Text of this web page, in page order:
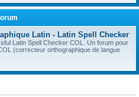
Latin - Latin Spell Checker
Latin Spell Checker COL. Un forum pour
(correcteur orthographique de langue